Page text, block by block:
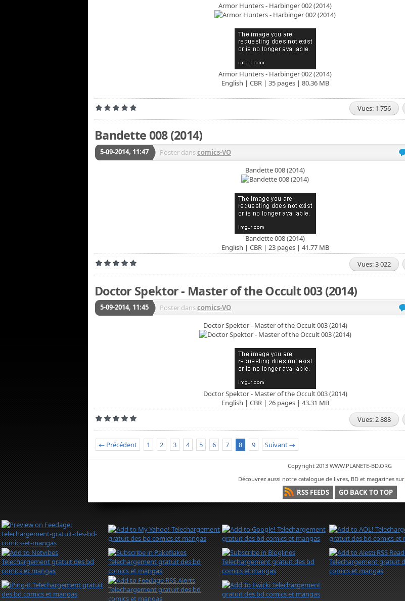
Armor Hunters - Harbinger 002 (2014)
Armor Hunters - Harbinger 002 (2014)
English | CBR | 35 pages | 80.36 MB
Vues: 1 756
Bandette 008 (2014)
5-09-2014, 11:47 Poster danscomics-VO
Bandette 008 (2014)
Bandette 008 (2014)
English | CBR | 23 pages | 41.77 MB
Vues: 3 022
Doctor Spektor - Master of the Occult 003 (2014)
5-09-2014, 11:45 Poster danscomics-VO
Doctor Spektor - Master of the Occult 003 (2014)
Doctor Spektor - Master of the Occult 003 (2014)
English | CBR | 26 pages | 43.31 MB
Vues: 2 888
← Précédent 1 2 3 4 5 6 7 8 9 Suivant →
Copyright 2013 WWW.PLANETE-BD.ORG
Découvrez aussi notre catalogue de livres, BD et magazines sur
RSS FEEDS GO BACK TO TOP